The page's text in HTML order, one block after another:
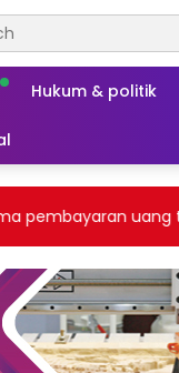
Hukum & politik
uang tunai.